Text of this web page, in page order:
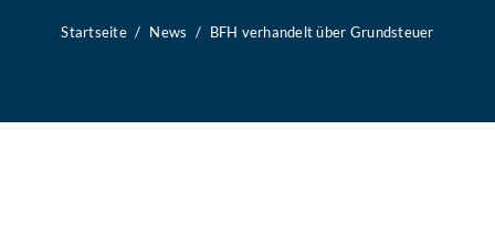
Startseite News BFH verhandelt über Grundsteuer